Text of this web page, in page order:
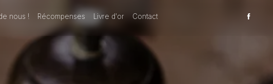
nous ! Récompenses Livre d'or Contact